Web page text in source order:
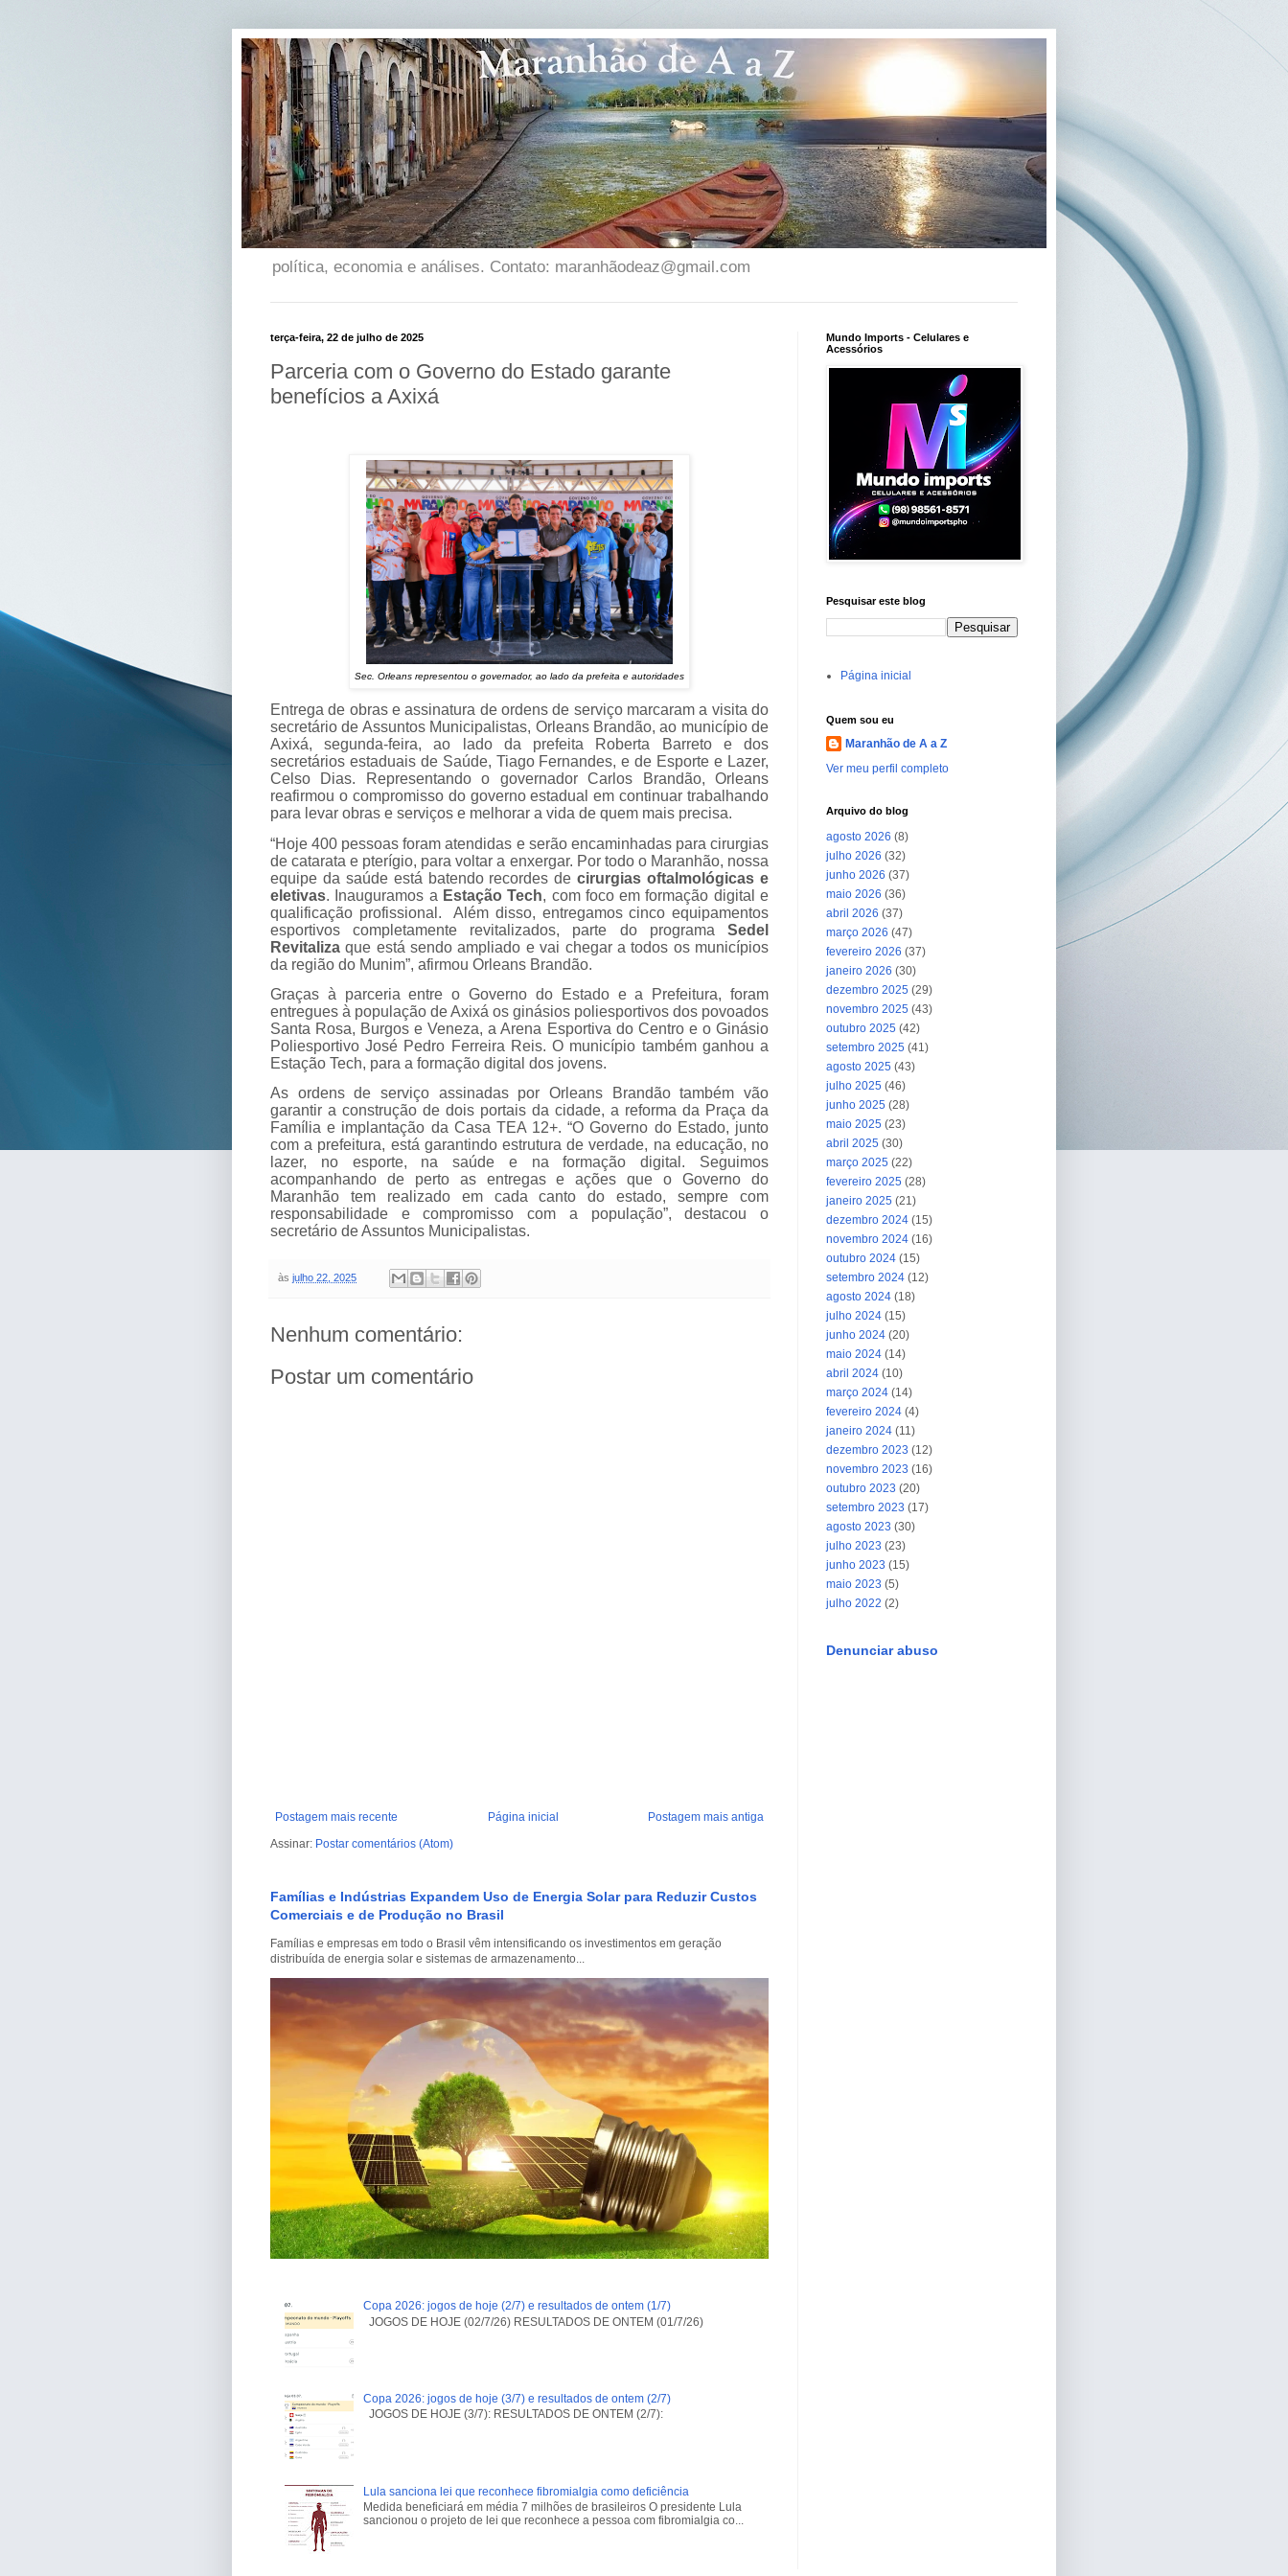
política, economia e análises. Contato: maranhãodeaz@gmail.com
terça-feira, 22 de julho de 2025
Parceria com o Governo do Estado garante
benefícios a Axixá
Sec. Orleans representou o governador, ao lado da prefeita e autoridades
Entrega de obras e assinatura de ordens de serviço marcaram a visita do
secretário de Assuntos Municipalistas, Orleans Brandão, ao município de
Axixá, segunda-feira, ao lado da prefeita Roberta Barreto e dos
secretários estaduais de Saúde, Tiago Fernandes, e de Esporte e Lazer,
Celso Dias. Representando o governador Carlos Brandão, Orleans
reafirmou o compromisso do governo estadual em continuar trabalhando
para levar obras e serviços e melhorar a vida de quem mais precisa.
“Hoje 400 pessoas foram atendidas e serão encaminhadas para cirurgias
de catarata e pterígio, para voltar a enxergar. Por todo o Maranhão, nossa
equipe da saúde está batendo recordes decirurgias oftalmológicas e
eletivas. Inauguramos a Estação Tech, com foco em formação digital e
qualificação profissional. Além disso, entregamos cinco equipamentos
esportivos completamente revitalizados, parte do programa Sedel
Revitaliza que está sendo ampliado e vai chegar a todos os municípios
da região do Munim”, afirmou Orleans Brandão.
Graças à parceria entre o Governo do Estado e a Prefeitura, foram
entregues à população de Axixá os ginásios poliesportivos dos povoados
Santa Rosa, Burgos e Veneza, a Arena Esportiva do Centro e o Ginásio
Poliesportivo José Pedro Ferreira Reis. O município também ganhou a
Estação Tech, para a formação digital dos jovens.
As ordens de serviço assinadas por Orleans Brandão também vão
garantir a construção de dois portais da cidade, a reforma da Praça da
Família e implantação da Casa TEA 12+. “O Governo do Estado, junto
com a prefeitura, está garantindo estrutura de verdade, na educação, no
lazer, no esporte, na saúde e na formação digital. Seguimos
acompanhando de perto as entregas e ações que o Governo do
Maranhão tem realizado em cada canto do estado, sempre com
responsabilidade e compromisso com a população”, destacou o
secretário de Assuntos Municipalistas.
às julho 22, 2025
Nenhum comentário:
Postar um comentário
Postagem mais recente Postagem mais antiga
Página inicial
Assinar: Postar comentários (Atom)
Famílias e Indústrias Expandem Uso de Energia Solar para Reduzir Custos
Comerciais e de Produção no Brasil
Famílias e empresas em todo o Brasil vêm intensificando os investimentos em geração
distribuída de energia solar e sistemas de armazenamento...
Copa 2026: jogos de hoje (2/7) e resultados de ontem (1/7)
JOGOS DE HOJE (02/7/26) RESULTADOS DE ONTEM (01/7/26)
Copa 2026: jogos de hoje (3/7) e resultados de ontem (2/7)
JOGOS DE HOJE (3/7): RESULTADOS DE ONTEM (2/7):
Lula sanciona lei que reconhece fibromialgia como deficiência
Medida beneficiará em média 7 milhões de brasileiros O presidente Lula
sancionou o projeto de lei que reconhece a pessoa com fibromialgia co...
Mundo Imports - Celulares e
Acessórios
Pesquisar este blog
Página inicial
Quem sou eu
Maranhão de A a Z
Ver meu perfil completo
Arquivo do blog
agosto 2026 (8)
julho 2026 (32)
junho 2026 (37)
maio 2026 (36)
abril 2026 (37)
março 2026 (47)
fevereiro 2026 (37)
janeiro 2026 (30)
dezembro 2025 (29)
novembro 2025 (43)
outubro 2025 (42)
setembro 2025 (41)
agosto 2025 (43)
julho 2025 (46)
junho 2025 (28)
maio 2025 (23)
abril 2025 (30)
março 2025 (22)
fevereiro 2025 (28)
janeiro 2025 (21)
dezembro 2024 (15)
novembro 2024 (16)
outubro 2024 (15)
setembro 2024 (12)
agosto 2024 (18)
julho 2024 (15)
junho 2024 (20)
maio 2024 (14)
abril 2024 (10)
março 2024 (14)
fevereiro 2024 (4)
janeiro 2024 (11)
dezembro 2023 (12)
novembro 2023 (16)
outubro 2023 (20)
setembro 2023 (17)
agosto 2023 (30)
julho 2023 (23)
junho 2023 (15)
maio 2023 (5)
julho 2022 (2)
Denunciar abuso